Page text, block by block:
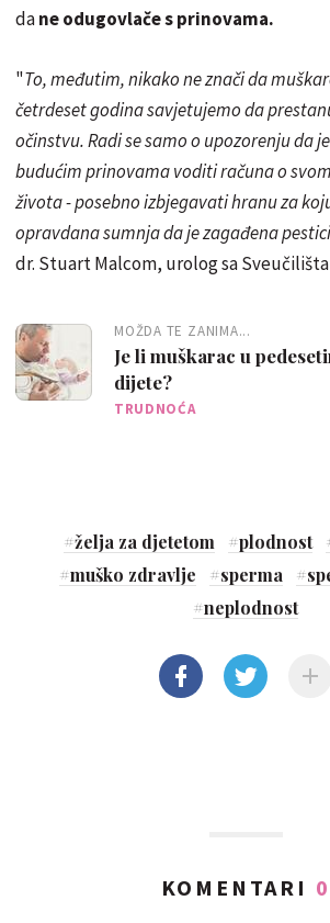
dane odugovlače s prinovama.
"To, međutim, nikako ne znači da
četrdeset godina savjetujemo da
očinstvu. Radi se samo o upozorenju da
budućim prinovama voditi računa o
života - posebno izbjegavati hranu za
opravdana sumnja da je zagađena
dr. Stuart Malcom, urolog sa
MOŽDA TE ZANIMA...
Je li muškarac u
dijete?
TRUDNOĆA
#želja za djetetom #plodnost
#muško zdravlje #sperma #
#neplodnost
KOMENTARI 0